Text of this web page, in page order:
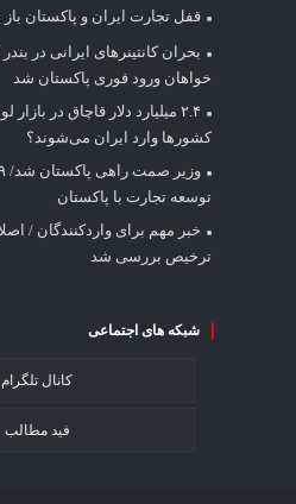
قفل تجارت ایران و پاکستان
بحران کانتینر‌های ایرانی در
خواهان ورود فوری پاکستان شد
۲.۴ میلیارد دلار قاچاق در
کشورها وارد ایران می‌شوند؟
توسعه تجارت با پاکستان
خبر مهم برای واردکنندگان /
ترخیص بررسی شد
شبکه های اجتماعی
کانال تلگرام
فید مطالب